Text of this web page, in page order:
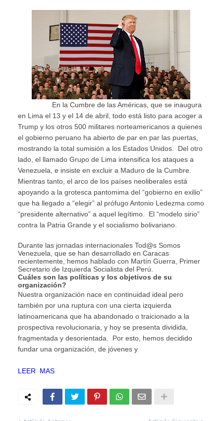
En la Cumbre de las Américas, que se inaugura
en Lima el 13 y el 14 de abril, todo está listo para acoger a
Trump y los otros 500 militares norteamericanos a quienes
el gobierno peruano ha abierto de par en par las puertas,
mostrando la total sumisión a los Estados Unidos. Del otro
lado, el llamado Grupo de Lima intensifica los ataques a
Venezuela, e insiste en excluir a Maduro de la Cumbre.
Mientras tanto, el arco de los países neoliberales está
apoyando a la grotesca pantomima del “gobierno en exilio”
que ha llegado a “elegir” al prófugo Antonio Ledezma como
“presidente alternativo” a aquel legítimo. El “modelo sirio”
contra la Patria Grande y el socialismo bolivariano.
Durante las jornadas internacionales Tod@s Somos
Venezuela, que se han desarrollado en Caracas
recientemente, hemos hablado con Martín Guerra, Primer
Secretario de Izquierda Socialista del Perú.
Cuáles son las políticas y los objetivos de su
organización?
Nuestra organización nace en continuidad ideal pero
también por una ruptura con una cierta izquierda
latinoamericana que ha abandonado o traicionado a la
prospectiva revolucionaria, y hoy se presenta dividida,
fragmentada y desorientada. Por esto, hemos decidido
fundar una organización, de jóvenes y
LEER MAS